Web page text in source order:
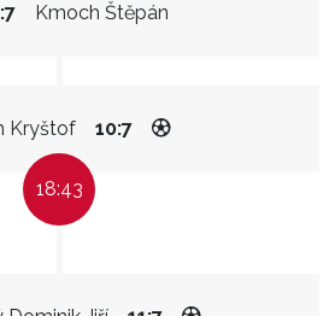
Kmoch Štěpán
Kryštof 10:7
18:43